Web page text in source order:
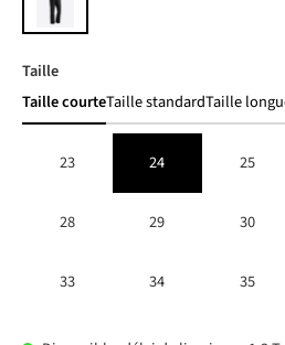
black
Choisir
Taille
Taille courteTaille standardTaille
23 24 25
28 29 30
33 34 35